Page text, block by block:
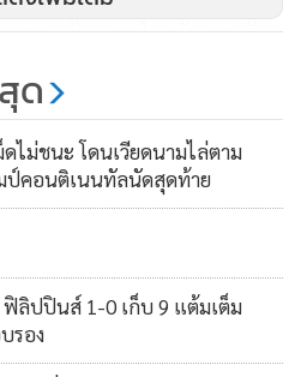
มาในกรอบเขตโทษ และเป็น ปาเป้
ทศสูงเนิน เข้าไป
ใครทำอะไรกันได้ หมดเวลาการ
ย์ ยูไนเต็ด ตบเท้าผ่านเข้าสู่รอบ
อฟซี แชมเปียนส์ลีก 2020 โดยจะ
าดามแป้ง" นอนไม่หลับ! ยอมรับ
ด
ไม่ชนะ โดนเวียดนามไล่ตาม
ป์คอนติเนนทัลนัดสุดท้าย
ลิปปินส์ 1-0 เก็บ 9 แต้มเต็ม
รอง